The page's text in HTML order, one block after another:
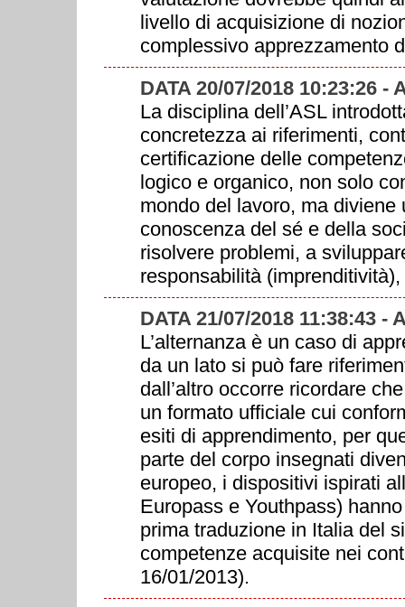
livello di acquisizione di
complessivo apprezzamento
DATA 20/07/2018 10:23:26 -
La disciplina dell’ASL
concretezza ai riferimenti,
certificazione delle
logico e organico, non solo
mondo del lavoro, ma diviene
conoscenza del sé e della
risolvere problemi, a
responsabilità
DATA 21/07/2018 11:38:43 -
L’alternanza è un caso di
da un lato si può fare
dall’altro occorre ricordare
un formato ufficiale cui
esiti di apprendimento, per
parte del corpo insegnati
europeo, i dispositivi ispirati
Europass e Youthpass)
prima traduzione in Italia del
competenze acquisite nei
16/01/2013).